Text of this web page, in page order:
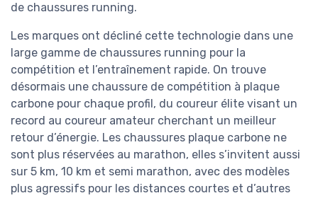
de chaussures running.
Les marques ont décliné cette technologie dans une
large gamme de chaussures running pour la
compétition et l’entraînement rapide. On trouve
désormais une chaussure de compétition à plaque
carbone pour chaque profil, du coureur élite visant un
record au coureur amateur cherchant un meilleur
retour d’énergie. Les chaussures plaque carbone ne
sont plus réservées au marathon, elles s’invitent aussi
sur 5 km, 10 km et semi marathon, avec des modèles
plus agressifs pour les distances courtes et d’autres